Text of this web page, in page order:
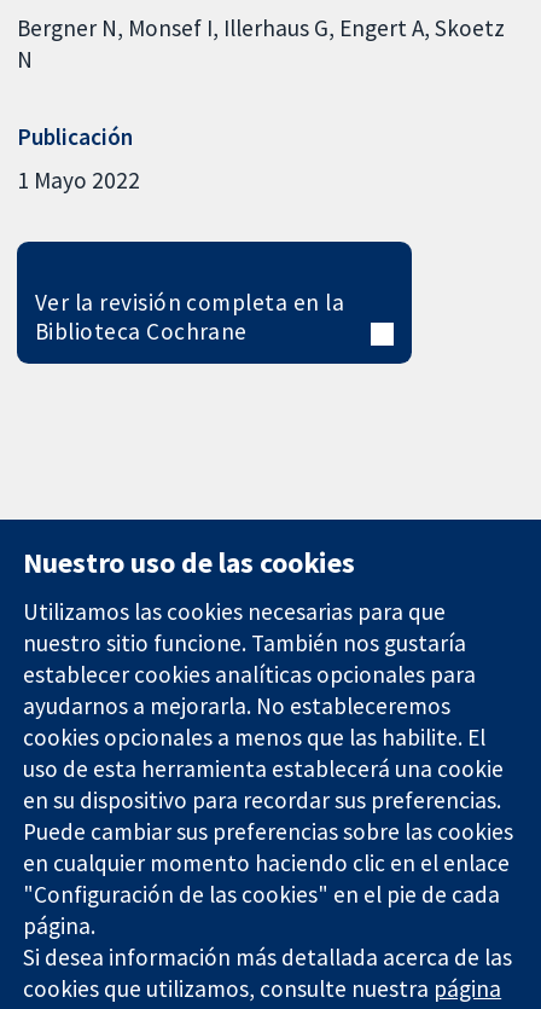
Bergner N Monsef I Illerhaus G Engert A Skoetz
N
Publicación
1 Mayo 2022
Ver la revisión completa en la
Biblioteca Cochrane
Evidencia fiable.
Decisiones
informadas.
Mejor salud.
11-13 Cavendish
Square
Londres
W1G 0AN
Reino Unido
Contacto
Noticias
Prensa
Sobre
nosotros
Empleo
Cochrane
Library
The Cochrane Collaboration is a charity (no. 1045921) and a
company limited by guarantee (no. 03044323) registered in
England & Wales. VAT registration number GB 718 2127 49.
Nuestro uso de las cookies
Utilizamos las cookies necesarias para que
nuestro sitio funcione. También nos gustaría
establecer cookies analíticas opcionales para
ayudarnos a mejorarla. No estableceremos
cookies opcionales a menos que las habilite. El
uso de esta herramienta establecerá una cookie
en su dispositivo para recordar sus preferencias.
Puede cambiar sus preferencias sobre las cookies
en cualquier momento haciendo clic en el enlace
"Configuración de las cookies" en el pie de cada
página.
Si desea información más detallada acerca de las
cookies que utilizamos, consulte nuestra página